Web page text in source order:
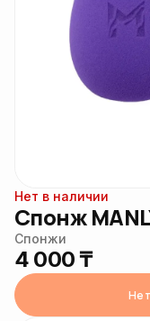
Нет в наличии
Спонж
Спонжи
4 000 ₸